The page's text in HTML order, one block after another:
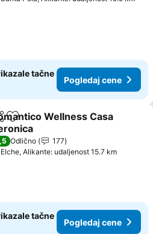
tačne
Pogledaj cene
Dodati u favorite
Wellness Casa
cene
Odlično
177
Elche, Alikante: udaljenost 15.7 km
tačne
Pogledaj cene